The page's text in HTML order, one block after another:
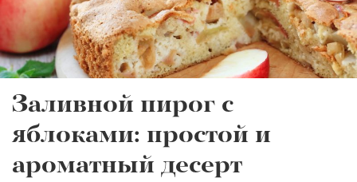
Заливной пирог с
яблоками: простой и
ароматный десерт